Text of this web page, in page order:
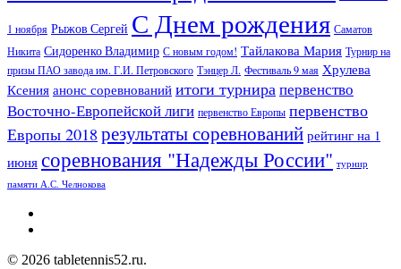
1 ноября Рыжов Сергей С Днем рождения Саматов
Никита Сидоренко Владимир С новым годом! Тайлакова Мария Турнир на
призы ПАО завода им. Г.И. Петровского Тэнцер Л. Фестиваль 9 мая Хрулева
Ксения анонс соревнований итоги турнирапервенство
Восточно-Европейской лиги первенство Европы первенство
Европы 2018 результаты соревнований рейтинг на 1
июня соревнования "Надежды России" турнир
памяти А.С. Челнокова
© 2026 tabletennis52.ru.